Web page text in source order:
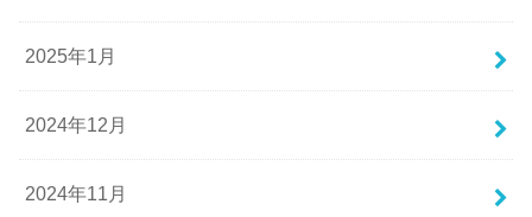
2025年1月
2024年12月
2024年11月